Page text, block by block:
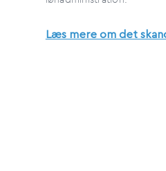
Læs mere om det